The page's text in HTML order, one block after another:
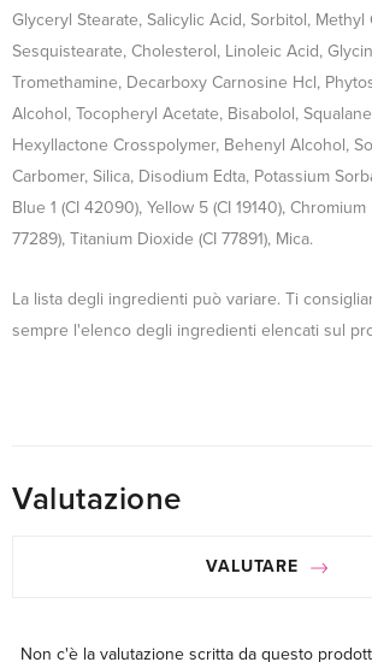
Glyceryl Stearate, Salicylic Acid, Sorbitol, Methyl
Sesquistearate, Cholesterol, Linoleic Acid,
Tromethamine, Decarboxy Carnosine Hcl,
Alcohol, Tocopheryl Acetate, Bisabolol,
Hexyllactone Crosspolymer, Behenyl Alcohol,
Carbomer, Silica, Disodium Edta, Potassium
Blue 1 (CI 42090), Yellow 5 (CI 19140),
77289), Titanium Dioxide (CI 77891), Mica.
La lista degli ingredienti può variare. Ti
sempre l'elenco degli ingredienti elencati sul
Valutazione
VALUTARE
Non c'è la valutazione scritta da questo